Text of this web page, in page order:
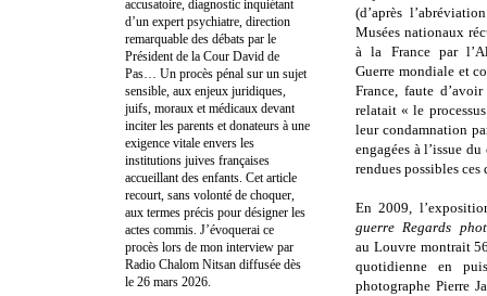
(d’après
Musées nationaux
à la France par
Guerre mondiale et
France, faute
relatait « le
leur condamnation
engagées à l’issue
rendues possibles ces
En 2009,
guerre Regards
au Louvre montrait
quotidienne en
photographe Pierre
accusatoire, diagnostic inquiétant
d’un expert psychiatre, direction
remarquable des débats par le
Président de la Cour David de
Pas… Un procès pénal sur un sujet
sensible, aux enjeux juridiques,
juifs, moraux et médicaux devant
inciter les parents et donateurs à une
exigence vitale envers les
institutions juives françaises
accueillant des enfants. Cet article
recourt, sans volonté de choquer,
aux termes précis pour désigner les
actes commis. J’évoquerai ce
procès lors de mon interview par
Radio Chalom Nitsan diffusée dès
le 26 mars 2026.